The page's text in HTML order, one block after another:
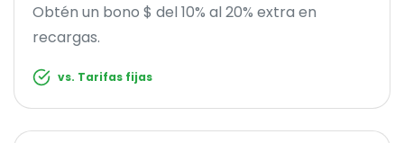
Obtén un bono $ del 10% al 20% extra en
recargas.
vs. Tarifas fijas